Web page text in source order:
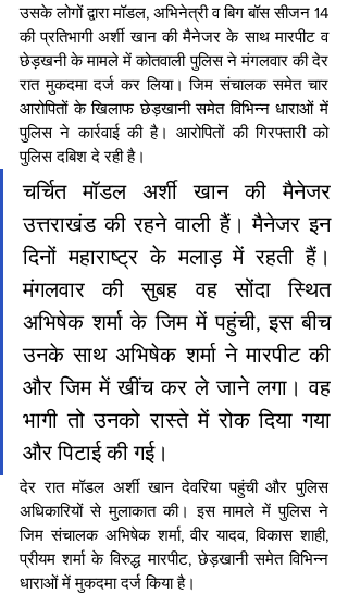
उसके लोगों द्वारा मॉडल, अभिनेत्री व बिग बॉस सीजन 14
की प्रतिभागी अर्शी खान की मैनेजर के साथ मारपीट व
छेड़खनी के मामले में कोतवाली पुलिस ने मंगलवार की देर
रात मुकदमा दर्ज कर लिया। जिम संचालक समेत चार
आरोपितों के खिलाफ छेड़खानी समेत विभिन्न धाराओं में
पुलिस ने कार्रवाई की है। आरोपितों की गिरफ्तारी को
पुलिस दबिश दे रही है।
चर्चित मॉडल अर्शी खान की मैनेजर
उत्तराखंड की रहने वाली हैं। मैनेजर इन
दिनों महाराष्ट्र के मलाड़ में रहती हैं।
मंगलवार की सुबह वह सोंदा स्थित
अभिषेक शर्मा के जिम में पहुंची, इस बीच
उनके साथ अभिषेक शर्मा ने मारपीट की
और जिम में खींच कर ले जाने लगा। वह
भागी तो उनको रास्ते में रोक दिया गया
और पिटाई की गई।
देर रात मॉडल अर्शी खान देवरिया पहुंची और पुलिस
अधिकारियों से मुलाकात की। इस मामले में पुलिस ने
जिम संचालक अभिषेक शर्मा, वीर यादव, विकास शाही,
प्रीयम शर्मा के विरुद्ध मारपीट, छेड़खानी समेत विभिन्न
धाराओं में मुकदमा दर्ज किया है।